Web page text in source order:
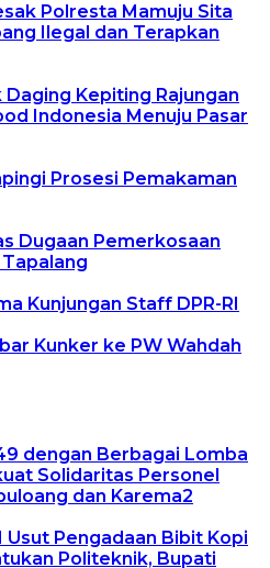
Polresta Mamuju Sita
Ilegal dan Terapkan
Kepiting Rajungan
Indonesia Menuju Pasar
Prosesi Pemakaman
Dugaan Pemerkosaan
Kunjungan Staff DPR-RI
Kunker ke PW Wahdah
dengan Berbagai Lomba
Solidaritas Personel
dan Karema2
Usut Pengadaan Bibit Kopi
Politeknik, Bupati